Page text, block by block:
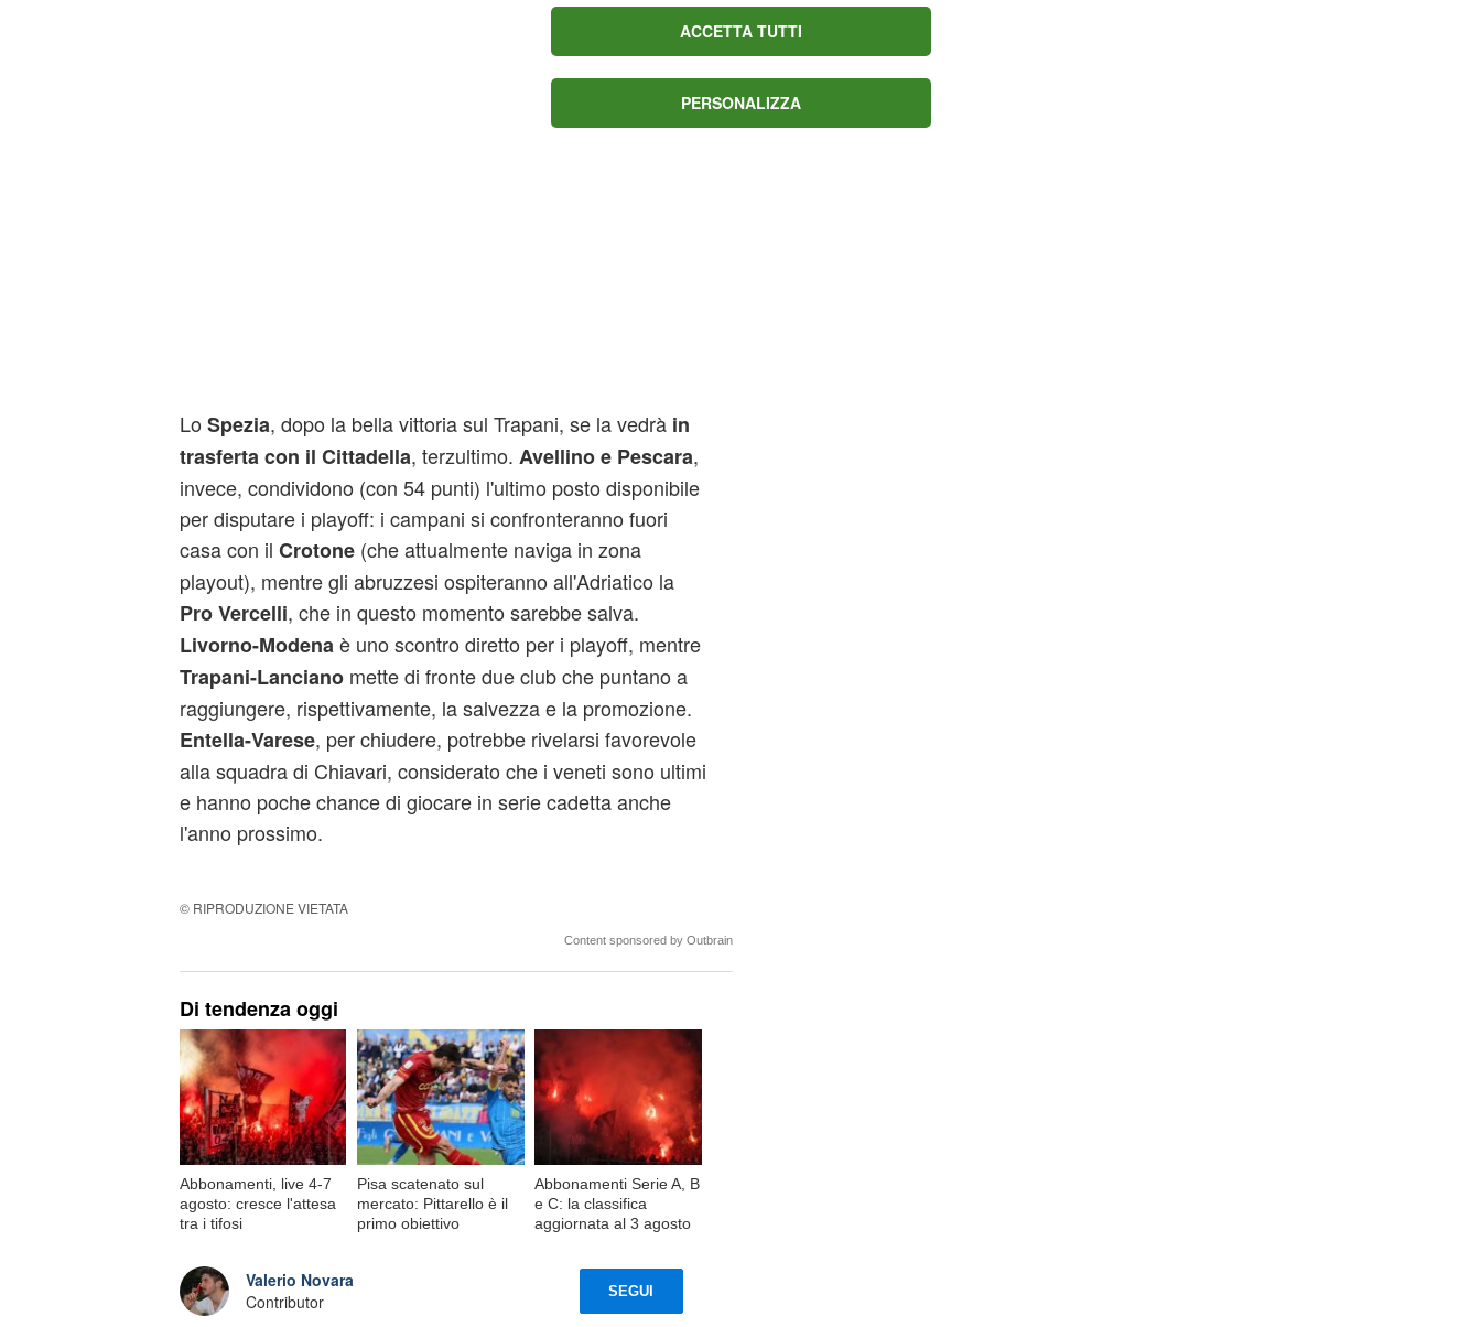
Lo Spezia, dopo la bella vittoria sul Trapani, se la vedrà in
trasferta con il Cittadella, terzultimo. Avellino e Pescara,
invece, condividono (con 54 punti) l'ultimo posto disponibile
per disputare i playoff: i campani si confronteranno fuori
casa con il Crotone(che attualmente naviga in zona
playout), mentre gli abruzzesi ospiteranno all'Adriatico la
Pro Vercelli, che in questo momento sarebbe salva.
Livorno-Modena è uno scontro diretto per i playoff, mentre
Trapani-Lancianomette di fronte due club che puntano a
raggiungere, rispettivamente, la salvezza e la promozione.
Entella-Varese, per chiudere, potrebbe rivelarsi favorevole
alla squadra di Chiavari, considerato che i veneti sono ultimi
e hanno poche chance di giocare in serie cadetta anche
l'anno prossimo.
© RIPRODUZIONE VIETATA
Content sponsored by Outbrain
Di tendenza oggi
Abbonamenti, live 4-7
agosto: cresce l'attesa
tra i tifosi
Pisa scatenato sul
mercato: Pittarello è il
primo obiettivo
Abbonamenti Serie A, B
e C: la classifica
aggiornata al 3 agosto
Valerio Novara
Contributor
SEGUI
ACCETTA TUTTI
PERSONALIZZA